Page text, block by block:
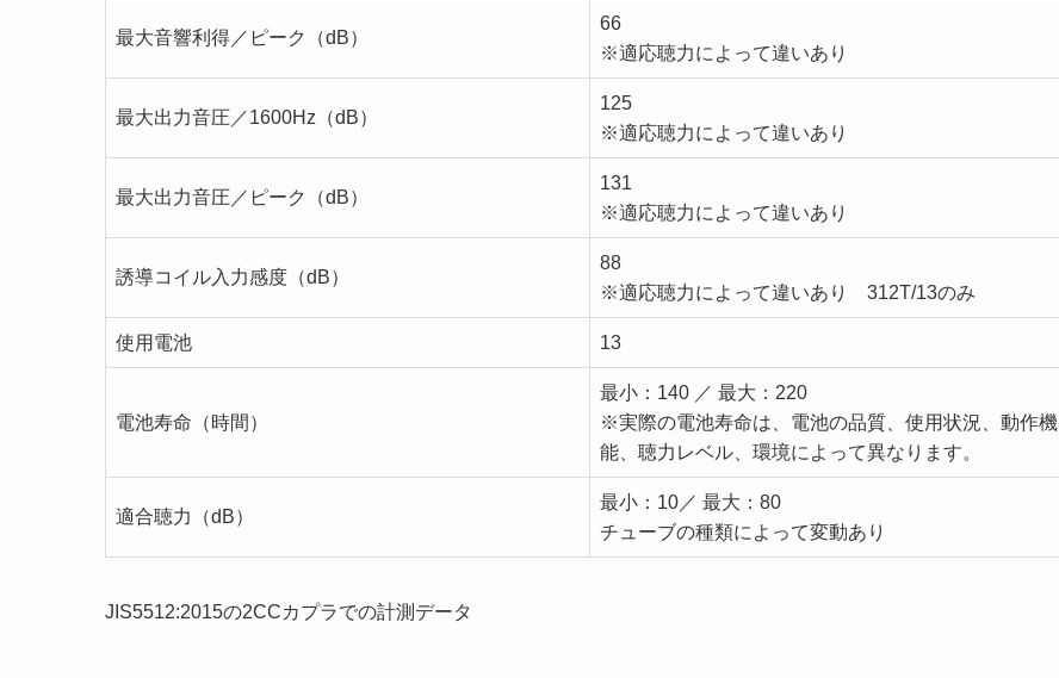
最大音響利得／ピーク（dB）
66
※適応聴力によって違いあり
最大出力音圧／1600Hz（dB）
125
※適応聴力によって違いあり
最大出力音圧／ピーク（dB）
131
※適応聴力によって違いあり
誘導コイル入力感度（dB）
88
※適応聴力によって違いあり 312T/13のみ
使用電池 13
電池寿命（時間）
最小：140 ／ 最大：220
※実際の電池寿命は、電池の品質、使用状況、動作機
能、聴力レベル、環境によって異なります。
適合聴力（dB）
最小：10／ 最大：80
チューブの種類によって変動あり
JIS5512:2015の2CCカプラでの計測データ